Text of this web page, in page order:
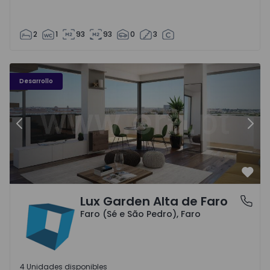
2 1 93 93 0 3
Desarrollo
Anterior
Faro (Sé e São Pedro), Faro
Lux Garden Alta de Faro
Faro (Sé e São Pedro), Faro
4 Unidades disponibles